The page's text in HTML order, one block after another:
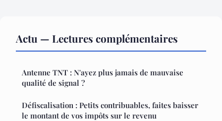
Actu — Lectures complémentaires
Antenne TNT : N'ayez plus jamais de mauvaise
qualité de signal ?
Défiscalisation : Petits contribuables, faites baisser
le montant de vos impôts sur le revenu